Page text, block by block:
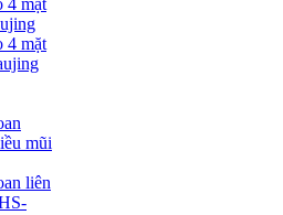
4 mặt
4 mặt
mũi
liên